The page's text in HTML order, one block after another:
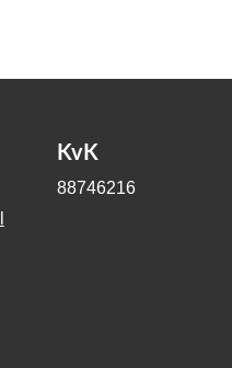
KvK
88746216